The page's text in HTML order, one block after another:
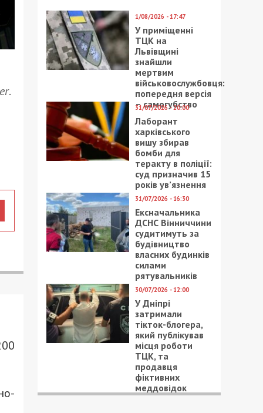
.
1/08/2026 - 17:47
У приміщенні
ТЦК на
Львівщині
знайшли
мертвим
військовослужбовця:
попередня версія
– самогубство
31/07/2026 - 20:00
Лаборант
харківського
вишу збирав
бомби для
теракту в поліції:
суд призначив 15
років ув’язнення
31/07/2026 - 16:30
Ексначальника
ДСНС Вінниччини
судитимуть за
будівництво
власних будинків
силами
рятувальників
30/07/2026 - 12:00
У Дніпрі
затримали
тікток-блогера,
який публікував
місця роботи
ТЦК, та
продавця
фіктивних
меддовідок